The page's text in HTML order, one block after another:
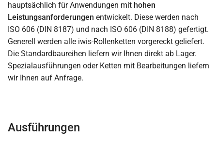
hauptsächlich für Anwendungen mit hohen
Leistungsanforderungen entwickelt. Diese werden nach
ISO 606 (DIN 8187) und nach ISO 606 (DIN 8188) gefertigt.
Generell werden alle iwis-Rollenketten vorgereckt geliefert.
Die Standardbaureihen liefern wir Ihnen direkt ab Lager.
Spezialausführungen oder Ketten mit Bearbeitungen liefern
wir Ihnen auf Anfrage.
Ausführungen